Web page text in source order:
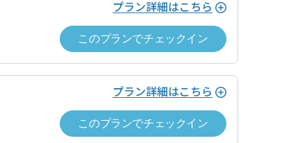
プラン詳細はこちら
このプランでチェックイン
プラン詳細はこちら
このプランでチェックイン